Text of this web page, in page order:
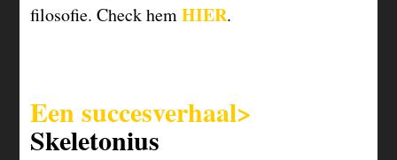
filosofie. Check hemHIER.
Een succesverhaal>
Skeletonius